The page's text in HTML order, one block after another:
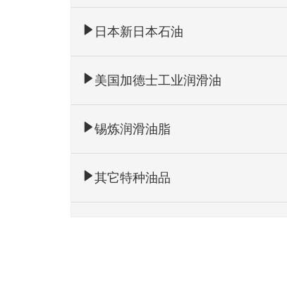
日本新日本石油
美国加德士工业润滑油
锡炼润滑油脂
其它特种油品